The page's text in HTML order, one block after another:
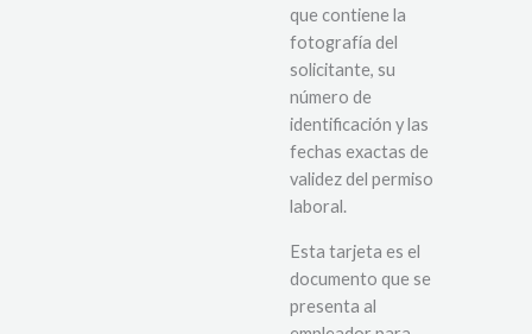
que contiene la
fotografía del
solicitante, su
número de
identificación y las
fechas exactas de
validez del permiso
laboral.
Esta tarjeta es el
documento que se
presenta al